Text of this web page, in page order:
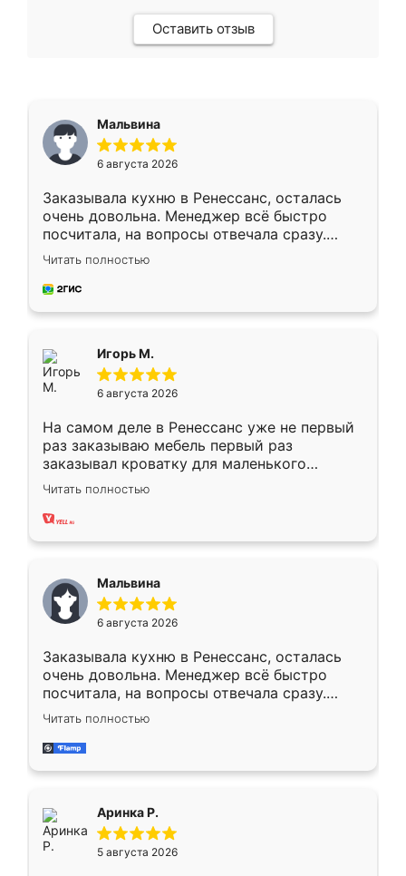
Оставить отзыв
Мальвина
6 августа 2026
Заказывала кухню в Ренессанс, осталась
очень довольна. Менеджер всё быстро
посчитала, на вопросы отвечала сразу.
Замерщик приехал в субботу, подошёл к
делу со всей ответственностью. Собрали
за день, ребята работали аккуратно, даже
Читать полностью
Игорь М.
6 августа 2026
На самом деле в Ренессанс уже не первый
раз заказываю мебель первый раз
заказывал кроватку для маленького
ребёнка при его рождении ,во второй раз
заказал шкаф-купе. По качеству очень
хорошее сборка достаточно быстрая,
меньше, здесь же он более разнообразный.
Мне нравится ,если что-то потребуется из
мебели буду заказывать только здесь.
Читать полностью
Мальвина
6 августа 2026
Заказывала кухню в Ренессанс, осталась
очень довольна. Менеджер всё быстро
посчитала, на вопросы отвечала сразу.
Замерщик приехал в субботу, подошёл к
делу со всей ответственностью. Собрали
за день, ребята работали аккуратно, даже
Читать полностью
Аринка Р.
5 августа 2026